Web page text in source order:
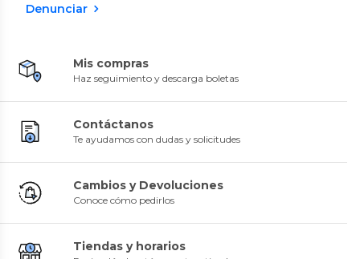
Denunciar
Mis compras
Haz seguimiento y descarga boletas
Contáctanos
Te ayudamos con dudas y solicitudes
Cambios y Devoluciones
Conoce cómo pedirlos
Tiendas y horarios